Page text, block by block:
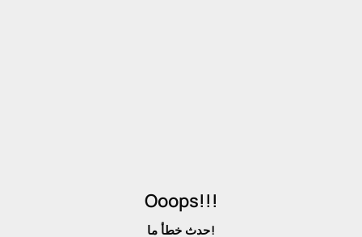
Ooops!!!
حدث خطأ ما!